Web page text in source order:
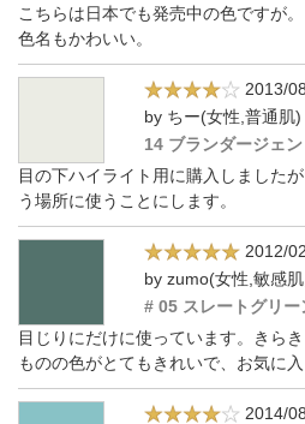
こちらは日本でも発売中の色ですが。
色名もかわいい。
2013/
by ちー(女性,普通肌)
14 ブランダージェン
目の下ハイライト用に購入しました
う場所に使うことにします。
2012/
by zumo(女性,敏感
# 05 スレートグリー
目じりにだけに使っています。きら
ものの色がとてもきれいで、お気に入
2014/